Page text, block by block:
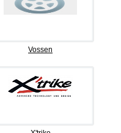
Vossen